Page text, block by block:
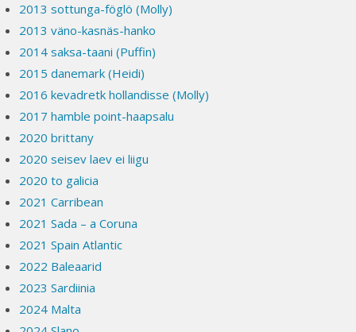
2013 sottunga-föglö (Molly)
2013 väno-kasnäs-hanko
2014 saksa-taani (Puffin)
2015 danemark (Heidi)
2016 kevadretk hollandisse (Molly)
2017 hamble point-haapsalu
2020 brittany
2020 seisev laev ei liigu
2020 to galicia
2021 Carribean
2021 Sada – a Coruna
2021 Spain Atlantic
2022 Baleaarid
2023 Sardiinia
2024 Malta